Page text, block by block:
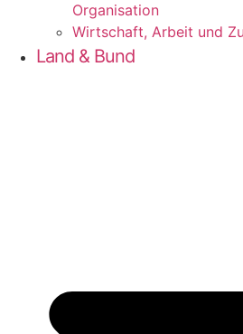
Organisation
Wirt­schaft, Arbeit und
Land & Bund